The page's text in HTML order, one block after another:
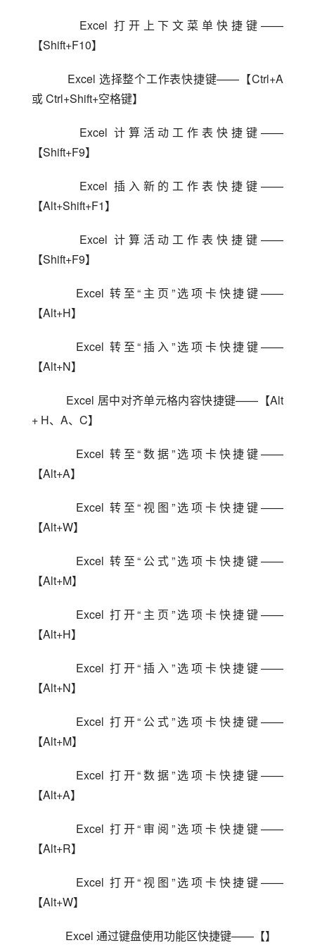
【Shift+F10】
或 Ctrl+Shift+空格键】
【Shift+F9】
【Alt+Shift+F1】
【Shift+F9】
【Alt+H】
【Alt+N】
+ H、A、C】
【Alt+A】
【Alt+W】
【Alt+M】
【Alt+H】
【Alt+N】
【Alt+M】
【Alt+A】
【Alt+R】
【Alt+W】
    Excel 通过键盘使用功能区快捷键——【】